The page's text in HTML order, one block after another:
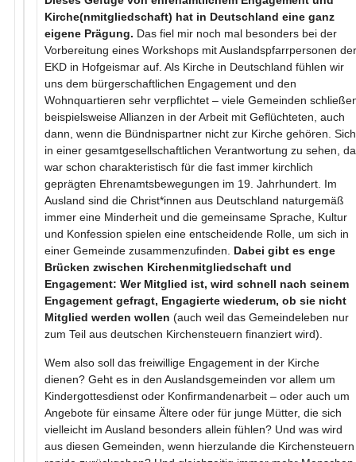
Kirche(nmitgliedschaft) hat in Deutschland eine ganz
eigene Prägung. Das fiel mir noch mal besonders bei der
Vorbereitung eines Workshops mit Auslandspfarrpersonen der
EKD in Hofgeismar auf. Als Kirche in Deutschland fühlen wir
uns dem bürgerschaftlichen Engagement und den
Wohnquartieren sehr verpflichtet – viele Gemeinden
beispielsweise Allianzen in der Arbeit mit Geflüchteten, auch
dann, wenn die Bündnispartner nicht zur Kirche gehören. Sich
in einer gesamtgesellschaftlichen Verantwortung zu sehen,
war schon charakteristisch für die fast immer kirchlich
geprägten Ehrenamtsbewegungen im 19. Jahrhundert. Im
Ausland sind die Christ*innen aus Deutschland naturgemäß
immer eine Minderheit und die gemeinsame Sprache, Kultur
und Konfession spielen eine entscheidende Rolle, um sich in
einer Gemeinde zusammenzufinden. Dabei gibt es enge
Brücken zwischen Kirchenmitgliedschaft und
Engagement: Wer Mitglied ist, wird schnell nach seinem
Engagement gefragt, Engagierte wiederum, ob sie nicht
Mitglied werden wollen (auch weil das Gemeindeleben nur
zum Teil aus deutschen Kirchensteuern finanziert wird).
Wem also soll das freiwillige Engagement in der Kirche
dienen? Geht es in den Auslandsgemeinden vor allem um
Kindergottesdienst oder Konfirmandenarbeit – oder auch um
Angebote für einsame Ältere oder für junge Mütter, die sich
vielleicht im Ausland besonders allein fühlen? Und was wird
aus diesen Gemeinden, wenn hierzulande die Kirchensteuern